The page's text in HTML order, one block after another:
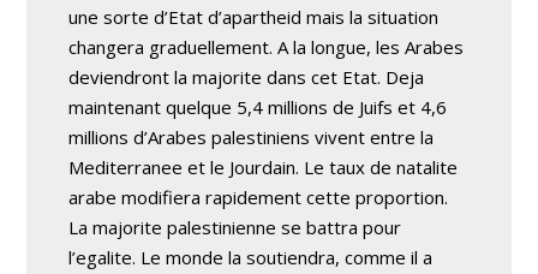
une sorte d’Etat d’apartheid mais la situation
changera graduellement. A la longue, les Arabes
deviendront la majorite dans cet Etat. Deja
maintenant quelque 5,4 millions de Juifs et 4,6
millions d’Arabes palestiniens vivent entre la
Mediterranee et le Jourdain. Le taux de natalite
arabe modifiera rapidement cette proportion.
La majorite palestinienne se battra pour
l’egalite. Le monde la soutiendra, comme il a